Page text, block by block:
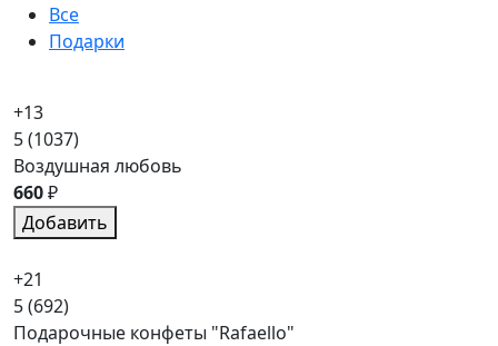
Все
Подарки
+13
5(1037)
Воздушная любовь
660₽
Добавить
+21
5(692)
Подарочные конфеты "Rafaello"